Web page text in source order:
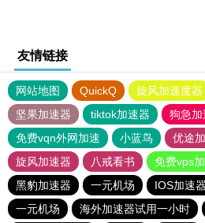
友情链接
网站地图 QuickQ 旋风加速度器
坚果加速器
tiktok加速器
狗急加
免费vqn外网加速
小蓝鸟 优途
旋风加速器
八戒看书
免费vps
黑豹加速器
一元机场 IOS加速器
一元机场
海外加速器试用一小时